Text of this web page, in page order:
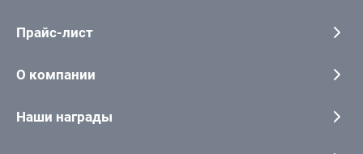
Прайс-лист
О компании
Наши награды